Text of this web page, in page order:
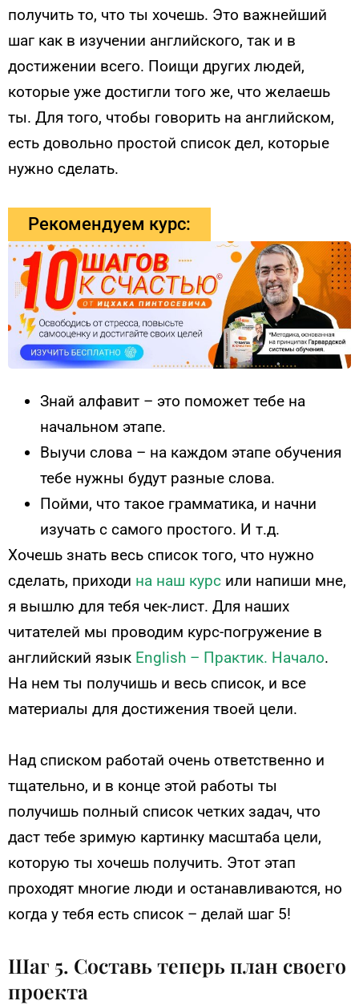
получить то, что ты хочешь. Это важнейший
шаг как в изучении английского, так и в
достижении всего. Поищи других людей,
которые уже достигли того же, что желаешь
ты. Для того, чтобы говорить на английском,
есть довольно простой список дел, которые
нужно сделать.
Рекомендуем курс:
Знай алфавит – это поможет тебе на
начальном этапе.
Выучи слова – на каждом этапе обучения
тебе нужны будут разные слова.
Пойми, что такое грамматика, и начни
изучать с самого простого. И т.д.
Хочешь знать весь список того, что нужно
сделать, приходи на наш курс или напиши мне,
я вышлю для тебя чек-лист. Для наших
читателей мы проводим курс-погружение в
английский язык English – Практик. Начало.
На нем ты получишь и весь список, и все
материалы для достижения твоей цели.
Над списком работай очень ответственно и
тщательно, и в конце этой работы ты
получишь полный список четких задач, что
даст тебе зримую картинку масштаба цели,
которую ты хочешь получить. Этот этап
проходят многие люди и останавливаются, но
когда у тебя есть список – делай шаг 5!
Шаг 5. Составь теперь план своего
проекта